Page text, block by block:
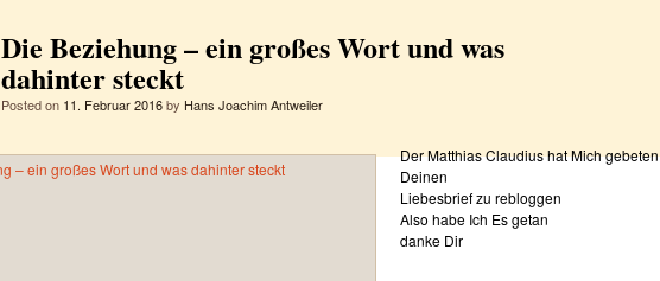
Die Beziehung – ein großes Wort und was
dahinter steckt
Posted on 11. Februar 2016by Hans Joachim Antweiler
Der Matthias Claudius hat Mich gebeten
Deinen
Liebesbrief zu rebloggen
Also habe Ich Es getan
danke Dir